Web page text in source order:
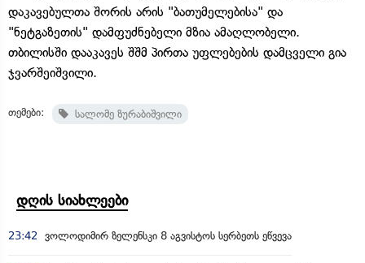
დაკავებულთა შორის არის "ბათუმელებისა" და
"ნეტგაზეთის" დამფუძნებელი მზია ამაღლობელი.
თბილისში დააკავეს შშმ პირთა უფლებების დამცველი გია
ჯვარშეიშვილი.
თემები: სალომე ზურაბიშვილი
დღის სიახლეები
23:42 ვოლოდიმირ ზელენსკი 8 აგვისტოს სერბეთს ეწვევა